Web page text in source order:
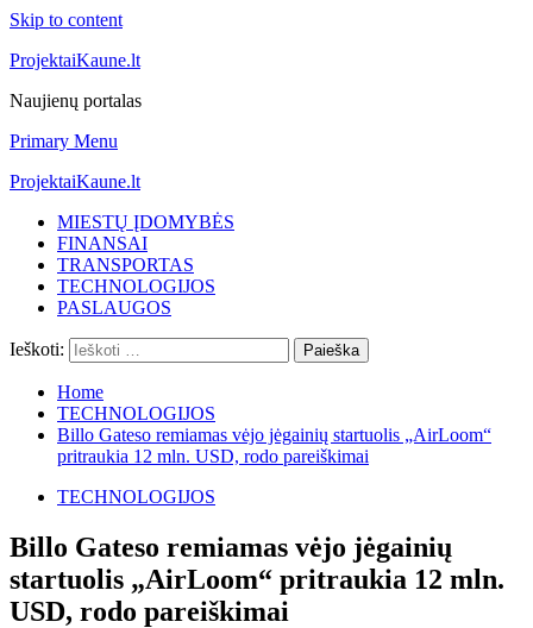
Skip to content
ProjektaiKaune.lt
Naujienų portalas
Primary Menu
ProjektaiKaune.lt
MIESTŲ ĮDOMYBĖS
FINANSAI
TRANSPORTAS
TECHNOLOGIJOS
PASLAUGOS
Ieškoti:
Home
TECHNOLOGIJOS
Billo Gateso remiamas vėjo jėgainių startuolis „AirLoom“
pritraukia 12 mln. USD, rodo pareiškimai
TECHNOLOGIJOS
Billo Gateso remiamas vėjo jėgainių
startuolis „AirLoom“ pritraukia 12 mln.
USD, rodo pareiškimai